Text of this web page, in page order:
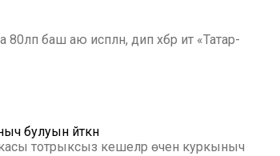
баш аю исәпләнә, дип хәбәр итә «Татар-
булуын әйткән
тотрыксыз кешеләр өчен куркыныч